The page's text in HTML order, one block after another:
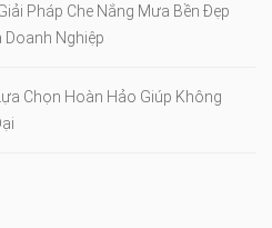
Pháp Che Nắng Mưa Bền Đẹp
Doanh Nghiệp
Chọn Hoàn Hảo Giúp Không